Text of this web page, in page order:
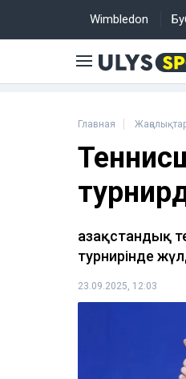
Wimbledon
Главная
Қазақстандық
турнирінде
23.09.2025, 12:03